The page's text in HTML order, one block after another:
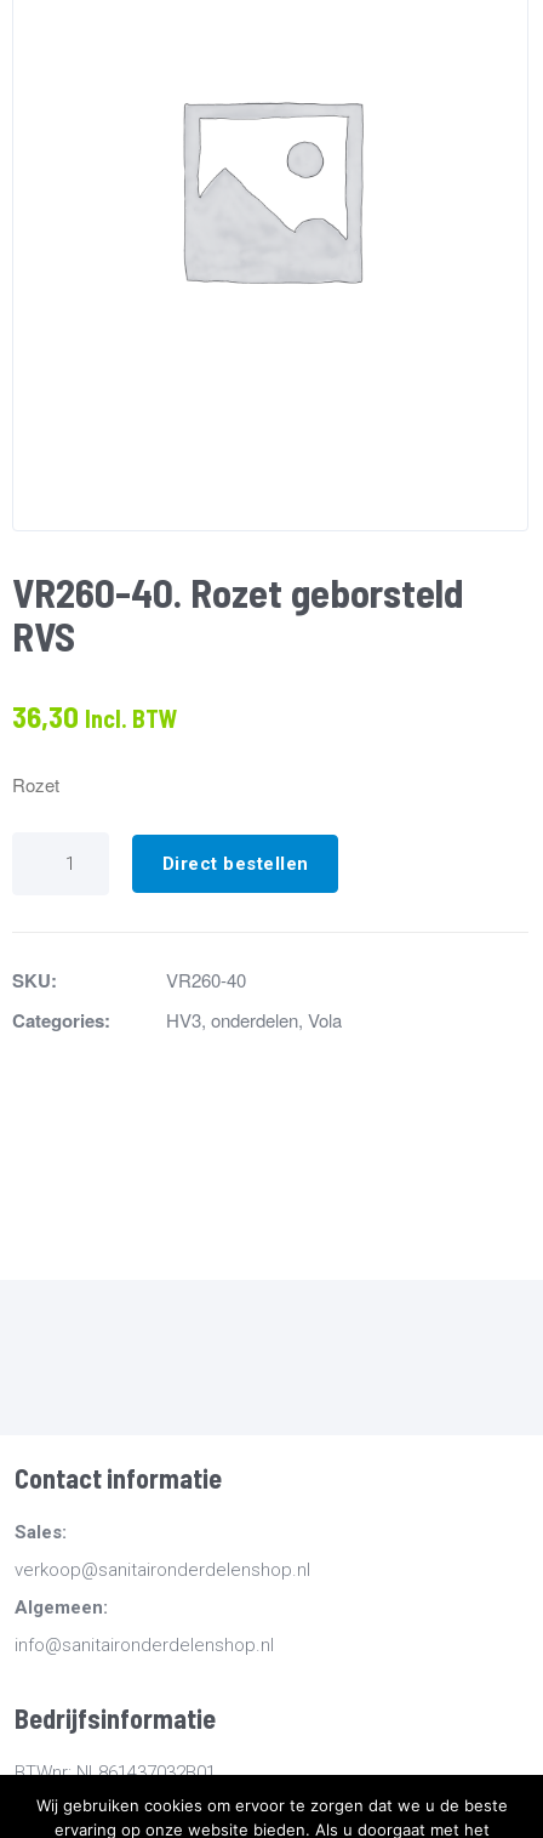
VR260-40. Rozet geborsteld
RVS
36,30 Incl. BTW
Rozet
Direct bestellen
SKU: VR260-40
Categories: HV3, onderdelen, Vola
Contact informatie
Sales:
verkoop@sanitaironderdelenshop.nl
Algemeen:
info@sanitaironderdelenshop.nl
Bedrijfsinformatie
BTWnr: NL861437032B01
KvKnr: 78527112
Wij gebruiken cookies om ervoor te zorgen dat we u de beste
ervaring op onze website bieden. Als u doorgaat met het